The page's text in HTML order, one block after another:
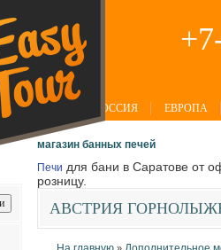
РОССИЯ ЕВРОПА
магазин банных печей
Печи для бани в Саратове от
розницу.
АВСТРИЯ